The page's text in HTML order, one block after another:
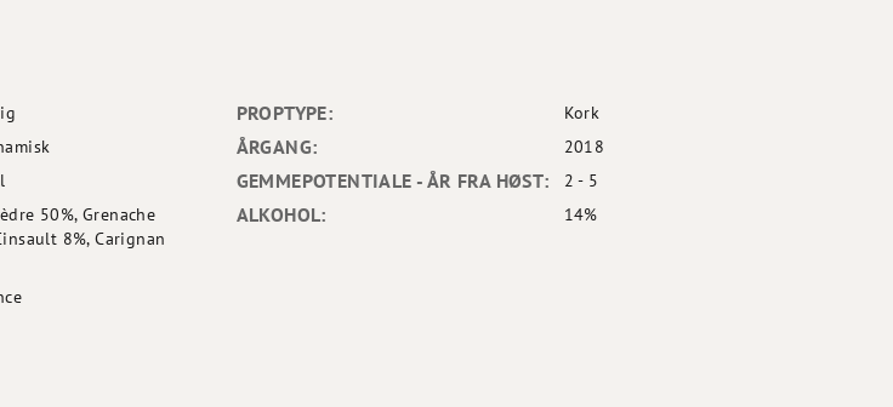
50%, Grenache
8%, Carignan
PROPTYPE: Kork
ÅRGANG: 2018
GEMMEPOTENTIALE - ÅR FRA HØST: 2 - 5
ALKOHOL: 14%